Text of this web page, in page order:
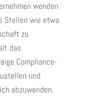
wenden
Stellen wie etwa
zu
das
Compliance-
und
abzuwenden.